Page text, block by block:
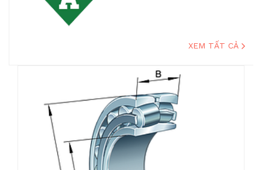
XEM TẤT CẢ